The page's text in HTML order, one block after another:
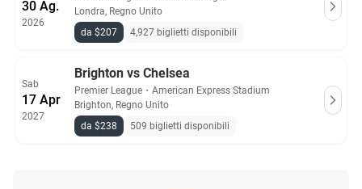
30 Ag.
2026
Londra, Regno Unito
da $207
4,927 biglietti disponibili
Sab
17 Apr
2027
Brighton vs Chelsea
Premier League ・ American Express Stadium
Brighton, Regno Unito
da $238
509 biglietti disponibili